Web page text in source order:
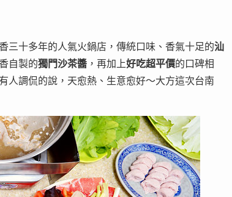
三十多年的人氣火鍋店，傳統口味、香氣十足的汕
自製的獨門沙茶醬 ，再加上好吃超平價的口碑相
人調侃的說，天愈熱、生意愈好～大方這次台南